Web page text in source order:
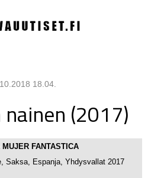
18.04
(2017)
MUJER FANTASTICA
Saksa, Espanja, Yhdysvallat 2017